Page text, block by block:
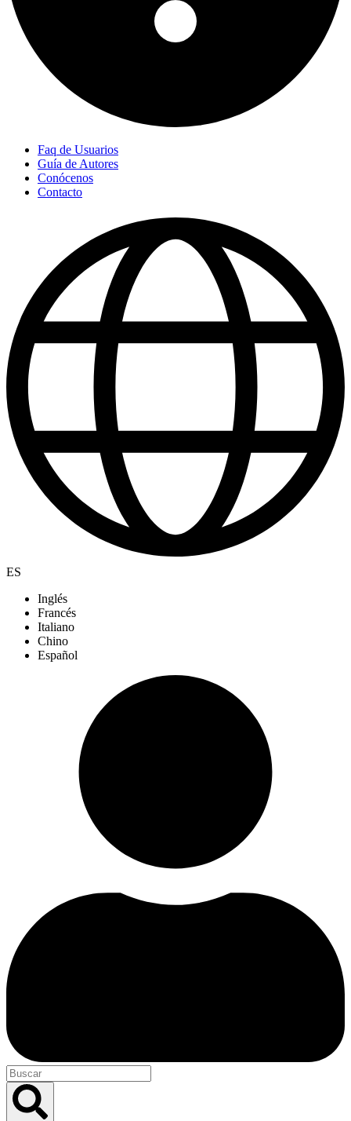
Faq de Usuarios
Guía de Autores
Conócenos
Contacto
ES
Inglés
Francés
Italiano
Chino
Español